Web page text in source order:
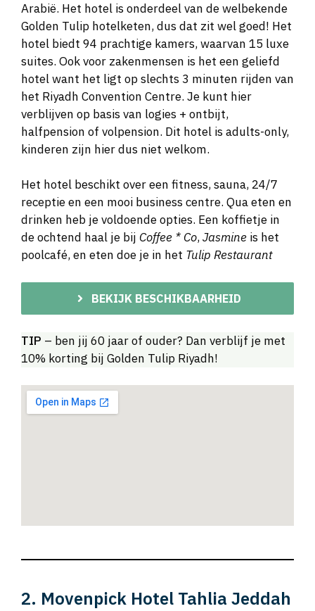
Arabië. Het hotel is onderdeel van de welbekende
Golden Tulip hotelketen, dus dat zit wel goed! Het
hotel biedt 94 prachtige kamers, waarvan 15 luxe
suites. Ook voor zakenmensen is het een geliefd
hotel want het ligt op slechts 3 minuten rijden van
het Riyadh Convention Centre. Je kunt hier
verblijven op basis van logies + ontbijt,
halfpension of volpension. Dit hotel is adults-only,
kinderen zijn hier dus niet welkom.
Het hotel beschikt over een fitness, sauna, 24/7
receptie en een mooi business centre. Qua eten en
drinken heb je voldoende opties. Een koffietje in
de ochtend haal je bij Coffee * Co,Jasmine is het
poolcafé, en eten doe je in het Tulip Restaurant
BEKIJK BESCHIKBAARHEID
TIP – ben jij 60 jaar of ouder? Dan verblijf je met
10% korting bij Golden Tulip Riyadh!
2. Movenpick Hotel Tahlia Jeddah